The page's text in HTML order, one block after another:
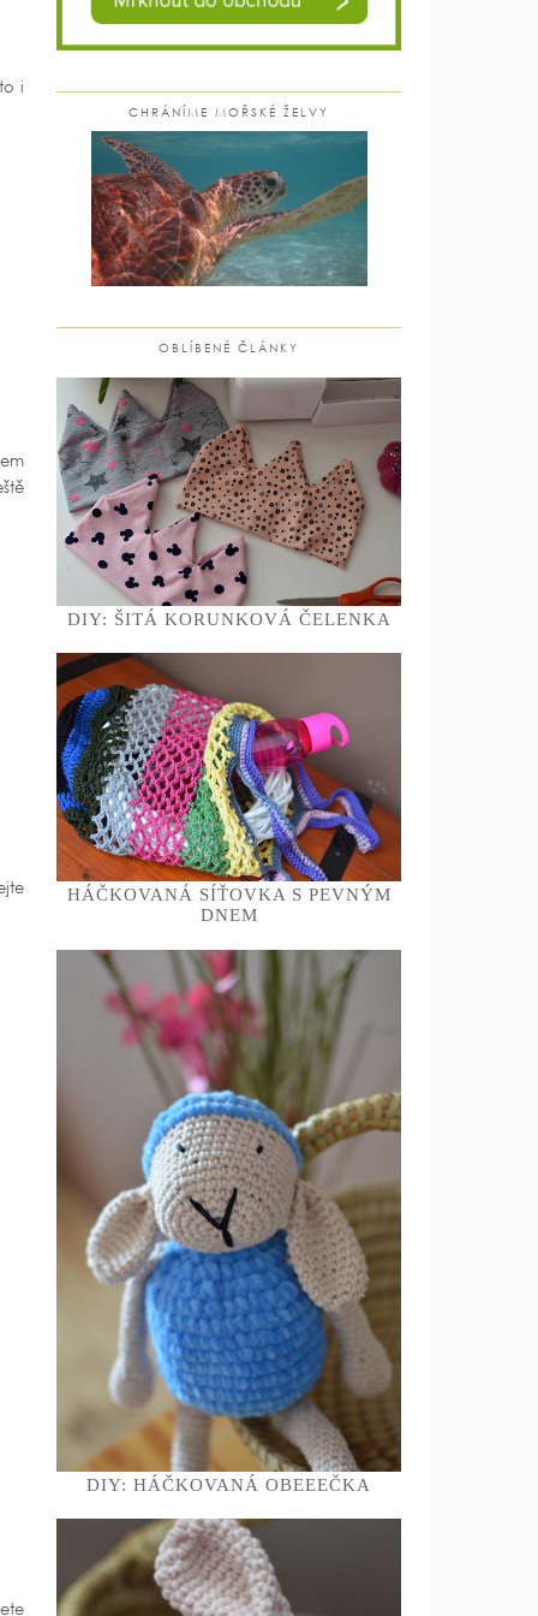
i
CHRÁNÍME MOŘSKÉ ŽELVY
OBLÍBENÉ ČLÁNKY
DIY: ŠITÁ KORUNKOVÁ ČELENKA
HÁČKOVANÁ SÍŤOVKA S PEVNÝM
DNEM
DIY: HÁČKOVANÁ OBEEEČKA